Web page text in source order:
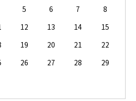
5 6 7
8
12 13 14
15
19 20 21
22
26 27 28
29